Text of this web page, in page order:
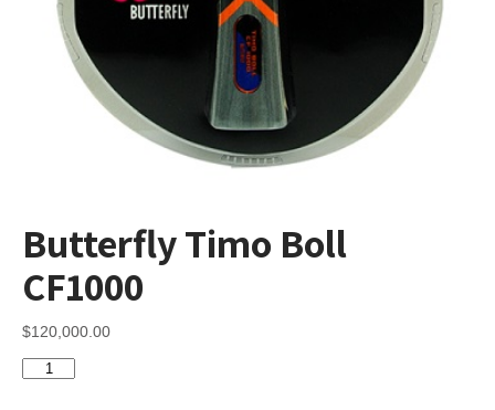
Butterfly Timo Boll
CF1000
$120,000.00
Butterfly